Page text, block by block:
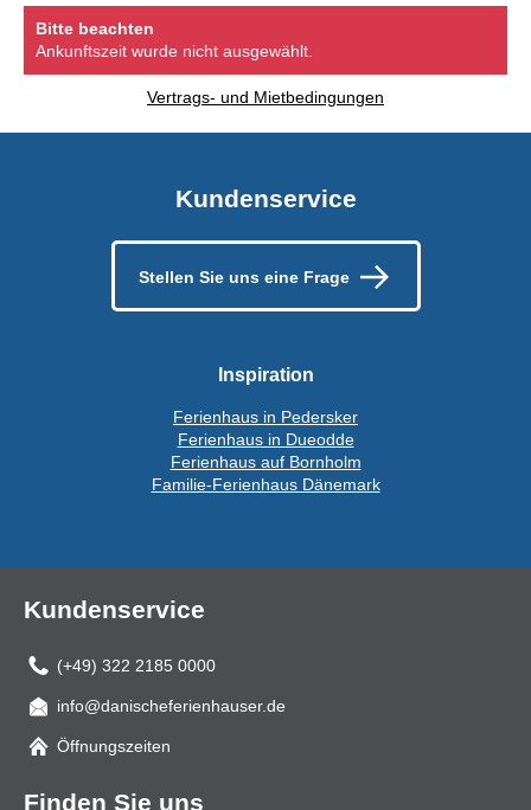
Bitte beachten
Ankunftszeit wurde nicht ausgewählt.
Vertrags- und Mietbedingungen
Kundenservice
Stellen Sie uns eine Frage
Inspiration
Ferienhaus in Pedersker
Ferienhaus in Dueodde
Ferienhaus auf Bornholm
Familie-Ferienhaus Dänemark
Kundenservice
(+49) 322 2185 0000
Mail
info@danischeferienhauser.de
Öffnungszeiten
Finden Sie uns